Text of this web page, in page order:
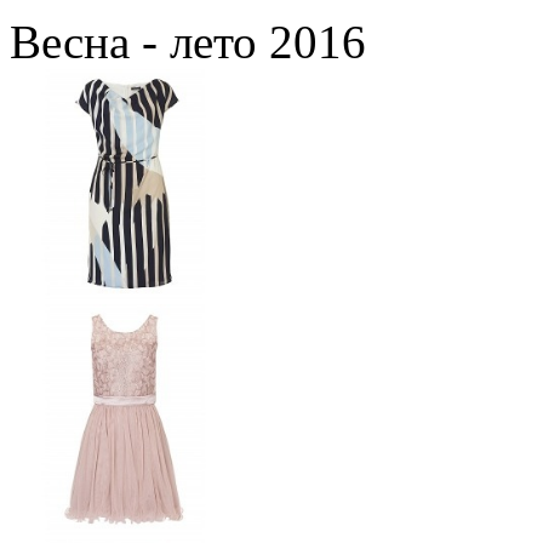
Весна - лето 2016